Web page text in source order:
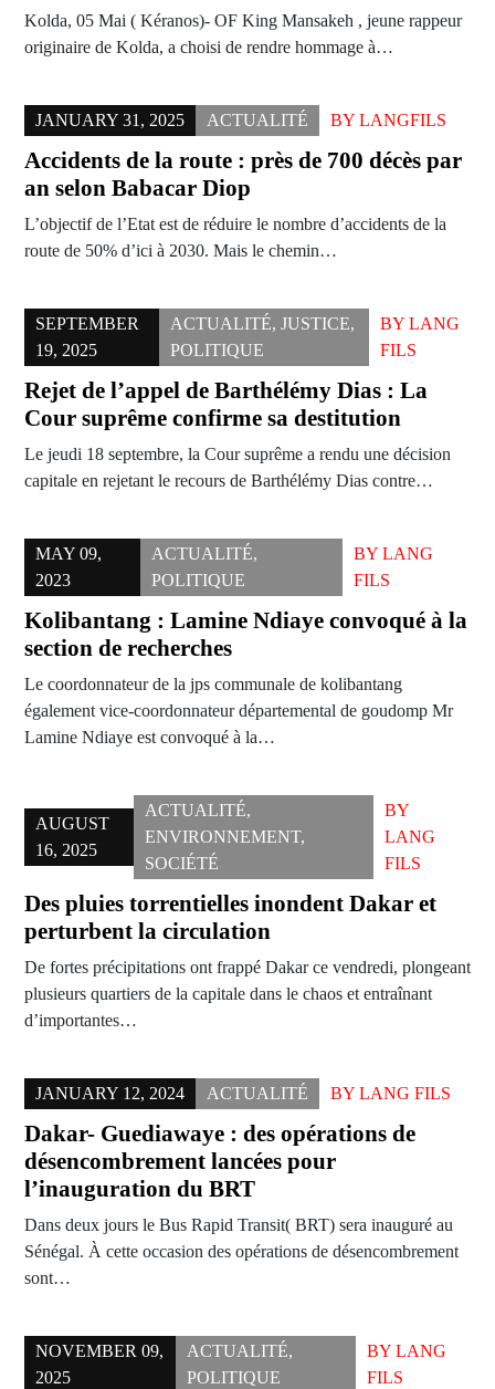
Kolda, 05 Mai ( Kéranos)- OF King Mansakeh , jeune rappeur
originaire de Kolda, a choisi de rendre hommage à…
JANUARY 31, 2025 ACTUALITÉ BY LANGFILS
Accidents de la route : près de 700 décès par
an selon Babacar Diop
L’objectif de l’Etat est de réduire le nombre d’accidents de la
route de 50% d’ici à 2030. Mais le chemin…
SEPTEMBER
19, 2025
ACTUALITÉ,JUSTICE,
POLITIQUE
BY LANG
FILS
Rejet de l’appel de Barthélémy Dias : La
Cour suprême confirme sa destitution
Le jeudi 18 septembre, la Cour suprême a rendu une décision
capitale en rejetant le recours de Barthélémy Dias contre…
MAY 09,
2023
ACTUALITÉ,
POLITIQUE
BY LANG
FILS
Kolibantang : Lamine Ndiaye convoqué à la
section de recherches
Le coordonnateur de la jps communale de kolibantang
également vice-coordonnateur départemental de goudomp Mr
Lamine Ndiaye est convoqué à la…
AUGUST
16, 2025
ACTUALITÉ,
ENVIRONNEMENT,
SOCIÉTÉ
BY
LANG
FILS
Des pluies torrentielles inondent Dakar et
perturbent la circulation
De fortes précipitations ont frappé Dakar ce vendredi, plongeant
plusieurs quartiers de la capitale dans le chaos et entraînant
d’importantes…
JANUARY 12, 2024 ACTUALITÉ BY LANG FILS
Dakar- Guediawaye : des opérations de
désencombrement lancées pour
l’inauguration du BRT
Dans deux jours le Bus Rapid Transit( BRT) sera inauguré au
Sénégal. À cette occasion des opérations de désencombrement
sont…
NOVEMBER 09,
2025
ACTUALITÉ,
POLITIQUE
BY LANG
FILS